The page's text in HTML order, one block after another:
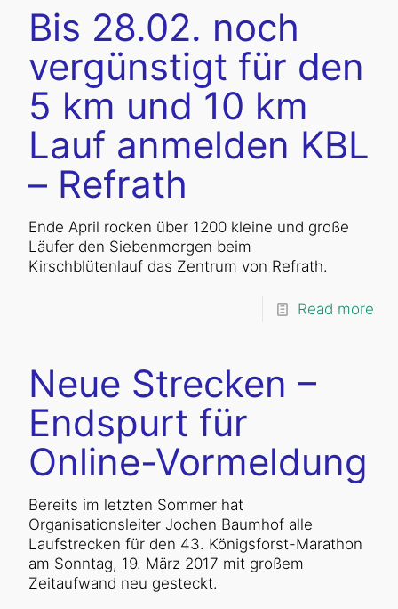
Bis 28.02. noch
vergünstigt für den
5 km und 10 km
Lauf anmelden KBL
– Refrath
Ende April rocken über 1200 kleine und große
Läufer den Siebenmorgen beim
Kirschblütenlauf das Zentrum von Refrath.
Read more
Neue Strecken –
Endspurt für
Online-Vormeldung
Bereits im letzten Sommer hat
Organisationsleiter Jochen Baumhof alle
Laufstrecken für den 43. Königsforst-Marathon
am Sonntag, 19. März 2017 mit großem
Zeitaufwand neu gesteckt.